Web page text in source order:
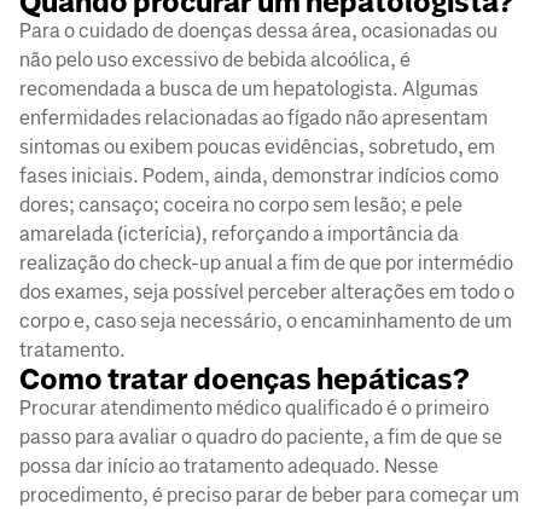
Para o cuidado de doenças dessa área, ocasionadas ou
não pelo uso excessivo de bebida alcoólica, é
recomendada a busca de um hepatologista. Algumas
enfermidades relacionadas ao fígado não apresentam
sintomas ou exibem poucas evidências, sobretudo, em
fases iniciais. Podem, ainda, demonstrar indícios como
dores; cansaço; coceira no corpo sem lesão; e pele
amarelada (icterícia), reforçando a importância da
realização do check-up anual a fim de que por intermédio
dos exames, seja possível perceber alterações em todo o
corpo e, caso seja necessário, o encaminhamento de um
tratamento.
Como tratar doenças hepáticas?
Procurar atendimento médico qualificado é o primeiro
passo para avaliar o quadro do paciente, a fim de que se
possa dar início ao tratamento adequado. Nesse
procedimento, é preciso parar de beber para começar um